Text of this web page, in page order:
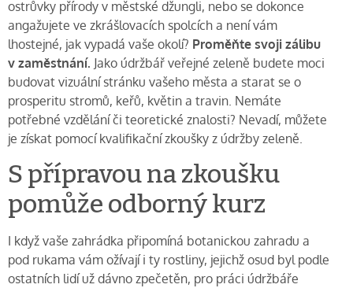
ostrůvky přírody v městské džungli, nebo se dokonce
angažujete ve zkrášlovacích spolcích a není vám
lhostejné, jak vypadá vaše okolí? Proměňte svoji zálibu
v zaměstnání. Jako údržbář veřejné zeleně budete moci
budovat vizuální stránku vašeho města a starat se o
prosperitu stromů, keřů, květin a travin. Nemáte
potřebné vzdělání či teoretické znalosti? Nevadí, můžete
je získat pomocí kvalifikační zkoušky z údržby zeleně.
S přípravou na zkoušku
pomůže odborný kurz
I když vaše zahrádka připomíná botanickou zahradu a
pod rukama vám ožívají i ty rostliny, jejichž osud byl podle
ostatních lidí už dávno zpečetěn, pro práci údržbáře